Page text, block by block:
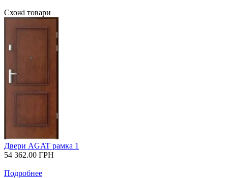
Схожі товари
Двери AGAT рамка 1
54 362.00 ГРН
Подробнее